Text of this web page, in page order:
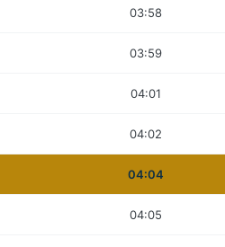
03:58
03:59
04:01
04:02
04:04
04:05